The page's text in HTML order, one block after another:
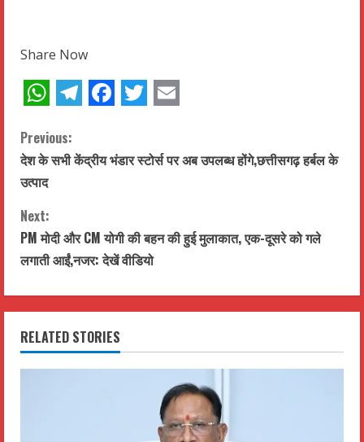
Share Now
C
o
n
t
n
u
Previous:
देश के सभी केंद्रीय भंडार स्टोर्स पर अब उपलब्ध होंगे,छत्तीसगढ़ हर्बल के
उत्पाद
Next:
PM मोदी और CM योगी की बहन की हुई मुलाकात, एक-दूसरे को गले
लगाती आईं,नजर: देखें वीडियो
RELATED STORIES